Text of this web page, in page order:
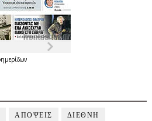
ΑΠΟΨΕΙΣ ΔΙΕΘΝΗ